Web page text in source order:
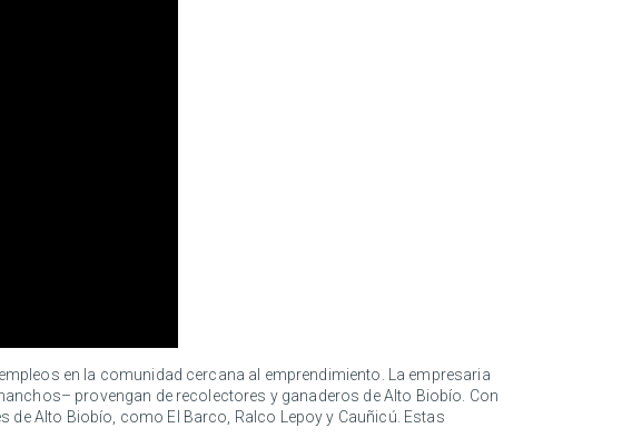
en la comunidad cercana al emprendimiento. La empresaria
provengan de recolectores y ganaderos de Alto Biobío. Con
Alto Biobío, como El Barco, Ralco Lepoy y Cauñicú. Estas